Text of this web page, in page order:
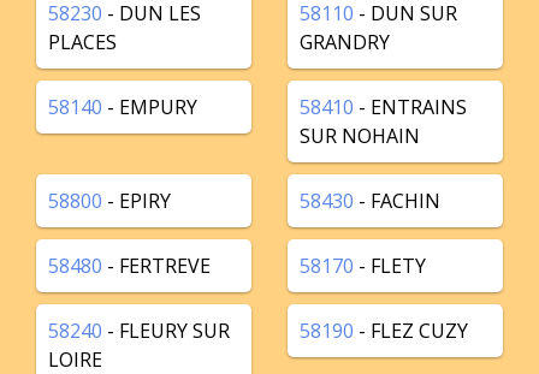
58230 - DUN LES
PLACES
58110 - DUN SUR
GRANDRY
58140 - EMPURY 58410 - ENTRAINS
SUR NOHAIN
58800 - EPIRY 58430 - FACHIN
58480 - FERTREVE 58170 - FLETY
58240 - FLEURY SUR
LOIRE
58190 - FLEZ CUZY